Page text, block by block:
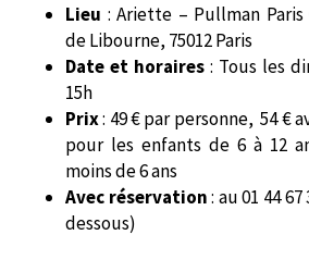
Lieu : Ariette – Pullman
de Libourne, 75012 Paris
Date et horaires : Tous les
15h
Prix: 49 € par personne, 54 €
pour les enfants de 6 à 12
moins de 6 ans
Avec réservation: au 01 44
dessous)